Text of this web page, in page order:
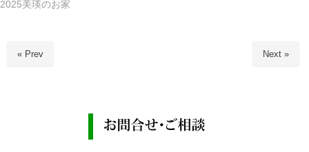
2025美瑛のお家
« Prev Next »